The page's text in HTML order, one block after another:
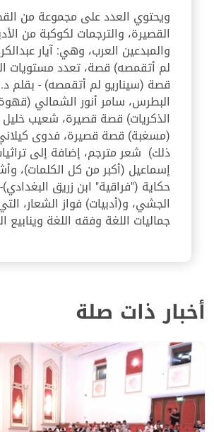
ويحتوي العدد على مجموعة من
القصيرة، والترجمات لكوكبة من
والمبدعين العرب، وهي: آيار
لم أتقمصه) قصة، تعدد مستويات
قصة (سيناريو لم أتقمصه) - بقلم
البطرس، سامر أنور الشمالي
الذكريات) قصة قصيرة، شعيب خليل
(مسغبة) قصة قصيرة، فدوى
ذلك) شعر مترجم، إضافة إلى
إسماعيل (أكبر من كل الكلمات)،
حكاية ("فراقية" ابن زريق
الجشي، و(أدبيات) فواز الشعار،
جماليات اللغة وفقه اللغة وينابيع
أخبار ذات صلة